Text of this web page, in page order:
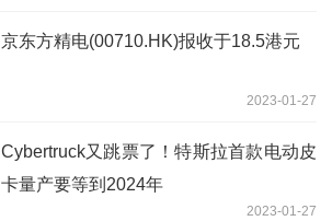
京东方精电(00710.HK)报收于18.5港元
2023-01-27
Cybertruck又跳票了！特斯拉首款电动皮
卡量产要等到2024年
2023-01-27